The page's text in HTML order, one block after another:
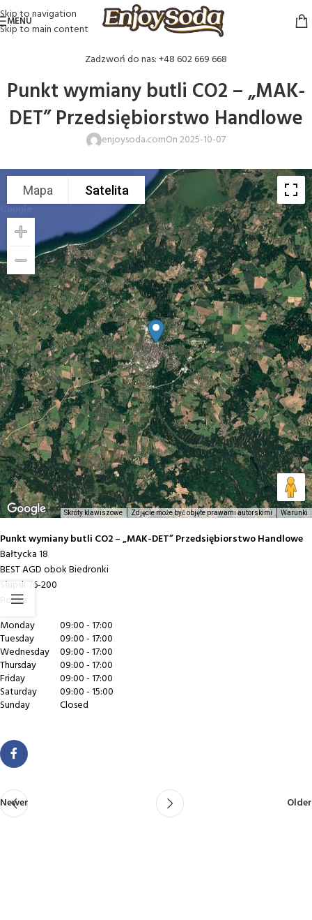
Skip to navigation
Skip to main content
MENU
Zadzwoń do nas: +48 602 669 668
Punkt wymiany butli CO2 – „MAK-
DET” Przedsiębiorstwo Handlowe
enjoysoda.comOn 2025-10-07
Mapa Satelita
Skróty klawiszowe Zdjęcie może być objęte prawami autorskimi Warunki
Punkt wymiany butli CO2 – „MAK-DET” Przedsiębiorstwo Handlowe
Bałtycka 18
BEST AGD obok Biedronki
Słupsk 76-200
Polska
Monday
09:00 - 17:00
Tuesday
09:00 - 17:00
Wednesday
09:00 - 17:00
Thursday
09:00 - 17:00
Friday
09:00 - 17:00
Saturday
09:00 - 15:00
Sunday
Closed
Newer Older